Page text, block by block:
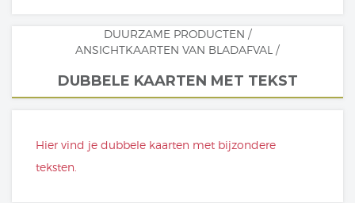
DUURZAME PRODUCTEN /
ANSICHTKAARTEN VAN BLADAFVAL /
DUBBELE KAARTEN MET TEKST
Hier vind je dubbele kaarten met bijzondere
teksten.